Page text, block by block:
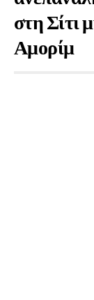
στη Σίτι
Αμορίμ